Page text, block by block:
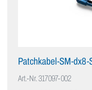
Patchkabel-SM-dx8-
Art.-Nr.317097-002